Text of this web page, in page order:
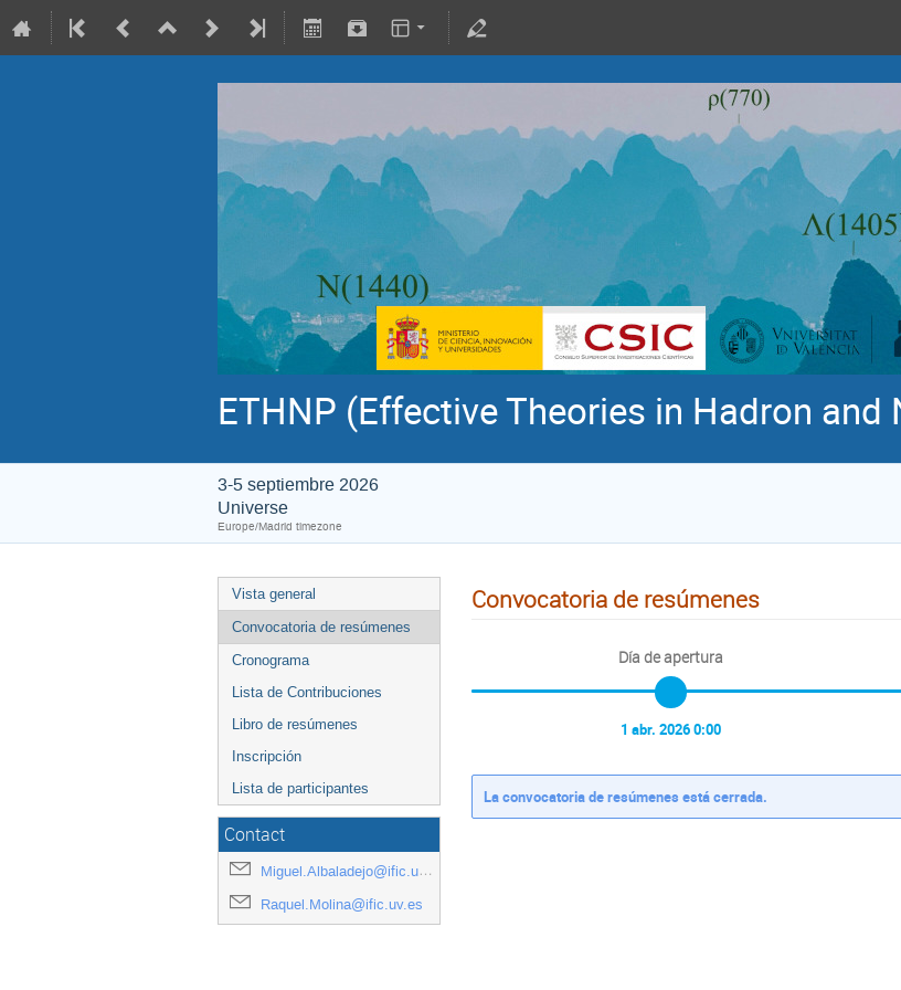
ETHNP (Effective Theories in Hadron and
3-5 septiembre 2026
Universe
Europe/Madrid timezone
Vista general
Convocatoria de resúmenes
Cronograma
Lista de Contribuciones
Libro de resúmenes
Inscripción
Lista de participantes
Contact
Miguel.Albaladejo@ific.uv.es
Raquel.Molina@ific.uv.es
Convocatoria de resúmenes
Día de apertura
1 abr. 2026 0:00
La convocatoria de resúmenes está cerrada.